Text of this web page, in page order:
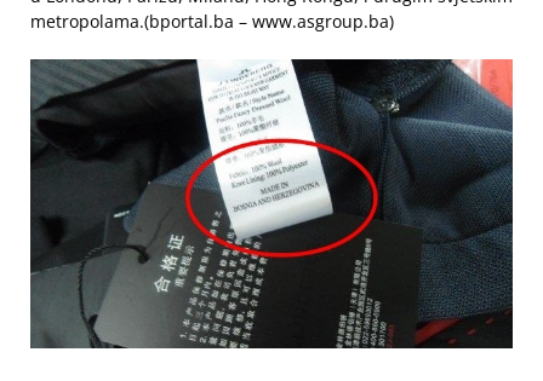
metropolama.(bportal.ba – www.asgroup.ba)